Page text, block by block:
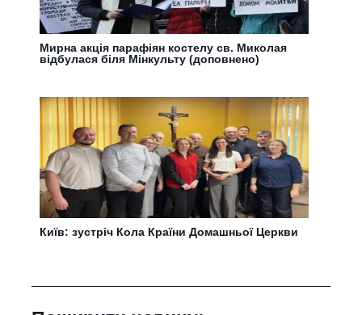
Мирна акція парафіян костелу св. Миколая
відбулася біля Мінкульту (доповнено)
Київ: зустріч Кола Країни Домашньої Церкви